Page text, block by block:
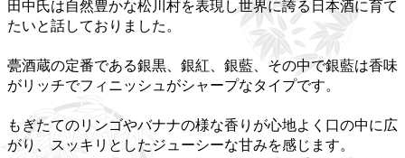
田中氏は自然豊かな松川村を表現し世界に誇る日本酒に育て
たいと話しておりました。
甍酒蔵の定番である銀黒、銀紅、銀藍、その中で銀藍は香味
がリッチでフィニッシュがシャープなタイプです。
もぎたてのリンゴやバナナの様な香りが心地よく口の中に広
がり、スッキリとしたジューシーな甘みを感じます。